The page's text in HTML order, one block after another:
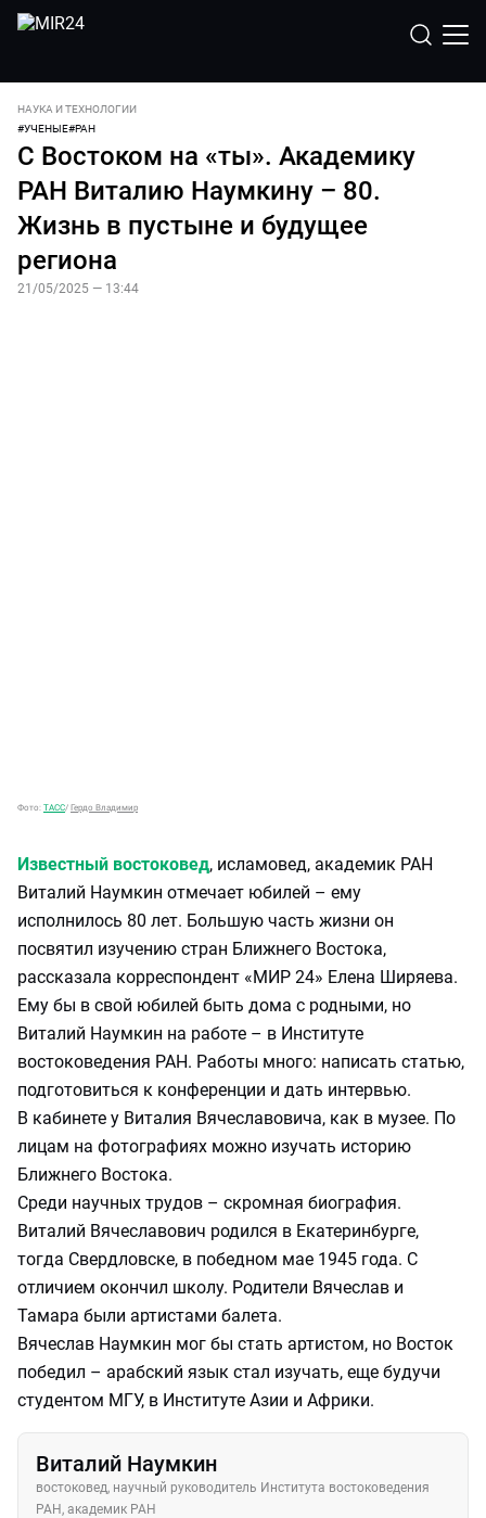
НАУКА И ТЕХНОЛОГИИ
#УЧЕНЫЕ#РАН
С Востоком на «ты». Академику
РАН Виталию Наумкину – 80.
Жизнь в пустыне и будущее
региона
21/05/2025 — 13:44
Фото: ТАСС/ Гердо Владимир
Известный востоковед, исламовед, академик РАН
Виталий Наумкин отмечает юбилей – ему
исполнилось 80 лет. Большую часть жизни он
посвятил изучению стран Ближнего Востока,
рассказала корреспондент «МИР 24» Елена Ширяева.
Ему бы в свой юбилей быть дома с родными, но
Виталий Наумкин на работе – в Институте
востоковедения РАН. Работы много: написать статью,
подготовиться к конференции и дать интервью.
В кабинете у Виталия Вячеславовича, как в музее. По
лицам на фотографиях можно изучать историю
Ближнего Востока.
Среди научных трудов – скромная биография.
Виталий Вячеславович родился в Екатеринбурге,
тогда Свердловске, в победном мае 1945 года. С
отличием окончил школу. Родители Вячеслав и
Тамара были артистами балета.
Вячеслав Наумкин мог бы стать артистом, но Восток
победил – арабский язык стал изучать, еще будучи
студентом МГУ, в Институте Азии и Африки.
Виталий Наумкин
востоковед, научный руководитель Института востоковедения
РАН, академик РАН